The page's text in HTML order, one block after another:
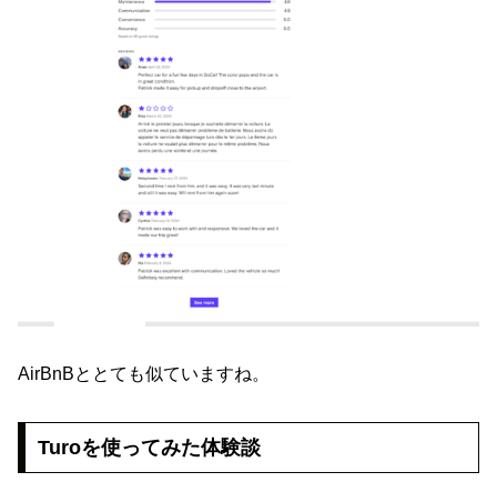
AirBnBととても似ていますね。
Turoを使ってみた体験談